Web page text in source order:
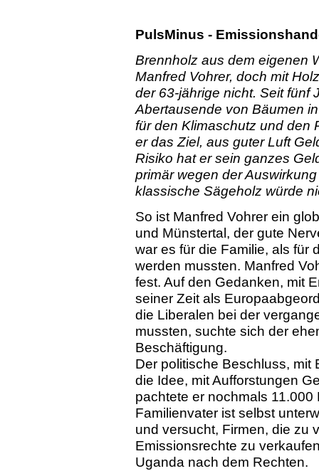
PulsMinus -
Brennholz aus dem eigenen
Manfred Vohrer, doch mit
der 63-jährige nicht. Seit fünf
Abertausende von Bäumen
für den Klimaschutz und den
er das Ziel, aus guter Luft
Risiko hat er sein ganzes
primär wegen der
klassische Sägeholz würde
So ist Manfred Vohrer ein
und Münstertal, der gute
war es für die Familie, als für
werden mussten. Manfred
fest. Auf den Gedanken, mit
seiner Zeit als
die Liberalen bei der
mussten, suchte sich der
Beschäftigung.
Der politische Beschluss, mit
die Idee, mit Aufforstungen
pachtete er nochmals
Familienvater ist selbst
und versucht, Firmen, die zu
Emissionsrechte zu
Uganda nach dem Rechten.